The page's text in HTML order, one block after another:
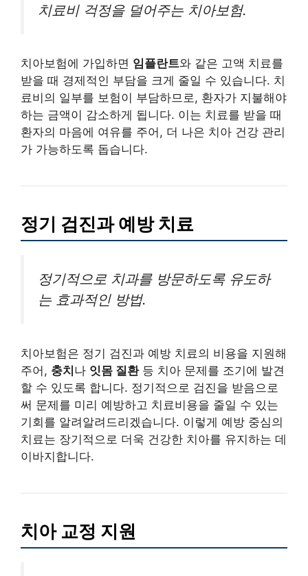
치료비 걱정을 덜어주는 치아보험.
치아보험에 가입하면 임플란트와 같은 고액 치료를
받을 때 경제적인 부담을 크게 줄일 수 있습니다. 치
료비의 일부를 보험이 부담하므로, 환자가 지불해야
하는 금액이 감소하게 됩니다. 이는 치료를 받을 때
환자의 마음에 여유를 주어, 더 나은 치아 건강 관리
가 가능하도록 돕습니다.
정기 검진과 예방 치료
정기적으로 치과를 방문하도록 유도하
는 효과적인 방법.
치아보험은 정기 검진과 예방 치료의 비용을 지원해
주어, 충치나 잇몸 질환등 치아 문제를 조기에 발견
할 수 있도록 합니다. 정기적으로 검진을 받음으로
써 문제를 미리 예방하고 치료비용을 줄일 수 있는
기회를 알려알려드리겠습니다. 이렇게 예방 중심의
치료는 장기적으로 더욱 건강한 치아를 유지하는 데
이바지합니다.
치아 교정 지원